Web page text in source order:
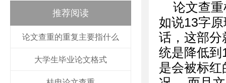
推荐阅读
论文查重的重复主要指什么
大学生毕业论文格式
论文查
如说13字
话，这部分
统是降低到
是会被标